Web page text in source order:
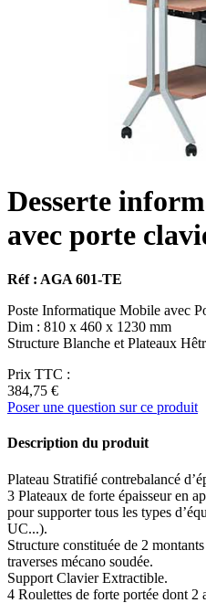
Desserte
avec porte
Réf : AGA 601-TE
Poste Informatique Mobile avec
Dim : 810 x 460 x 1230 mm
Structure Blanche et Plateaux
Prix TTC :
384,75 €
Poser une question sur ce produit
Description du produit
Plateau Stratifié contrebalancé
3 Plateaux de forte épaisseur en
pour supporter tous les types
UC...).
Structure constituée de 2
traverses mécano soudée.
Support Clavier Extractible.
4 Roulettes de forte portée dont 2